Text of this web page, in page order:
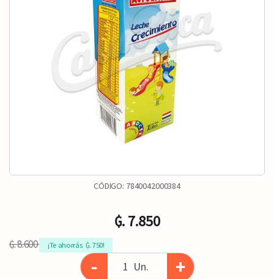
CÓDIGO: 7840042000384
₲. 7.850
₲. 8.600 ¡Te ahorrás  ₲. 750!
- Un. +